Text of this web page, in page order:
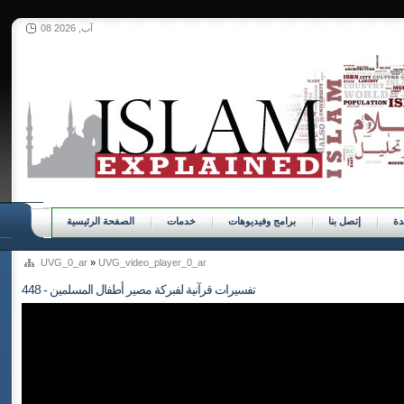
08 آب, 2026
الصفحة الرئيسية خدمات برامج وفيديوهات إتصل بنا
UVG_0_ar » UVG_video_player_0_ar
448 - تفسيرات قرآنية لفبركة مصير أطفال المسلمين